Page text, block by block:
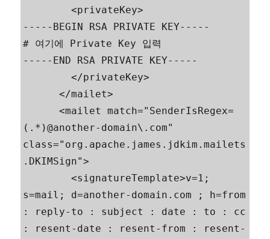
        <privateKey>
-----BEGIN RSA PRIVATE KEY-----
# 여기에 Private Key 입력
-----END RSA PRIVATE KEY-----
        </privateKey>
      </mailet>
      <mailet match="SenderIsRegex=
(.*)@another-domain\.com"
class="org.apache.james.jdkim.mailets
.DKIMSign">
        <signatureTemplate>v=1;
s=mail; d=another-domain.com ; h=from
: reply-to : subject : date : to : cc
: resent-date : resent-from : resent-